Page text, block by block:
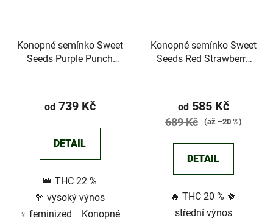
Konopné semínko Sweet
Seeds Purple Punch
od739 Kč
DETAIL
👑 THC 22 %
🥦 vysoký výnos
♀️ feminized Konopné
Konopné semínko Sweet
Seeds Red Strawberry
od585 Kč
689 Kč (až –20 %)
DETAIL
🔥 THC 20 % 🍀
střední výnos